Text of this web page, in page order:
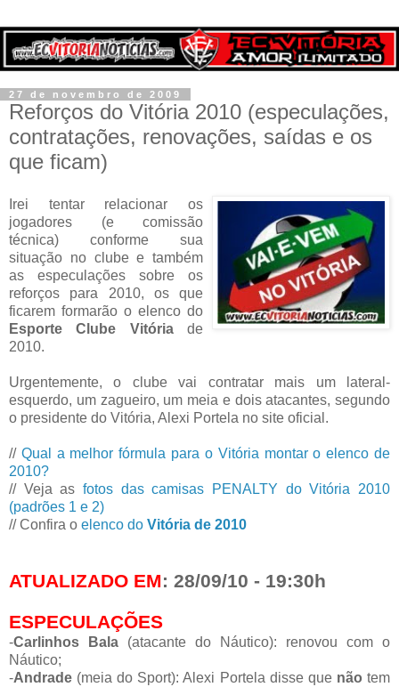
27 de novembro de 2009
Reforços do Vitória 2010 (especulações,
contratações, renovações, saídas e os
que ficam)
Irei tentar relacionar os
jogadores (e comissão
técnica) conforme sua
situação no clube e também
as especulações sobre os
reforços para 2010, os que
ficarem formarão o elenco do
Esporte Clube Vitóriade
2010.
Urgentemente, o clube vai contratar mais um lateral-
esquerdo, um zagueiro, um meia e dois atacantes, segundo
o presidente do Vitória, Alexi Portela no site oficial.
// Qual a melhor fórmula para o Vitória montar o elenco de
2010?
// Veja as fotos das camisas PENALTY do Vitória 2010
(padrões 1 e 2)
// Confira o elenco do Vitória de 2010
ATUALIZADO EM: 28/09/10 - 19:30h
ESPECULAÇÕES
-Carlinhos Bala (atacante do Náutico): renovou com o
Náutico;
-Andrade (meia do Sport): Alexi Portela disse que não tem